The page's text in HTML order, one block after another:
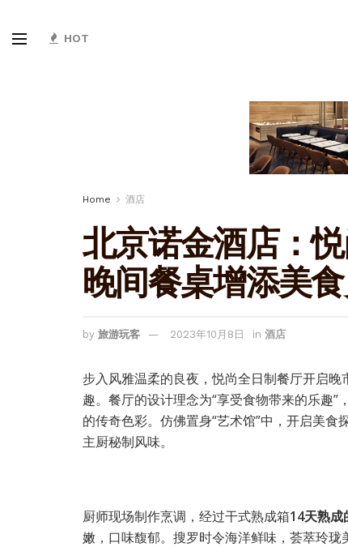
HOT
Home 酒店
北京诺金酒店：
晚间餐桌增添美
by 旅游玩客 2023年10月8日 in 酒店
步入风雅温柔的良夜，悦尚全日制餐厅开启
趣。餐厅的设计理念为“享受食物带来的乐趣
的传奇色彩。仿佛置身“艺术馆”中，开启美
主厨秘制风味。
厨师现场制作烹调，经过干式熟成箱14天熟成
嫩，口味馥郁。搜罗时令海洋鲜味，荟萃玲珑